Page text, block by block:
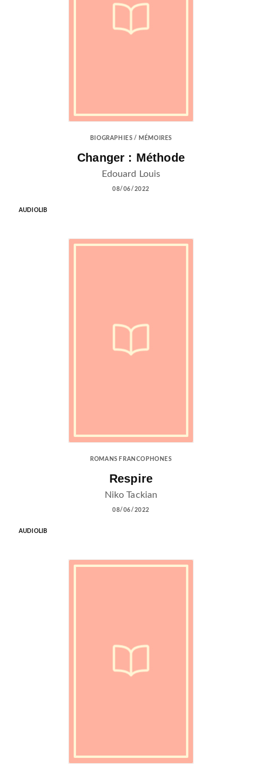
BIOGRAPHIES / MÉMOIRES
Changer : Méthode
Edouard Louis
08/06/2022
AUDIOLIB
ROMANS FRANCOPHONES
Respire
Niko Tackian
08/06/2022
AUDIOLIB